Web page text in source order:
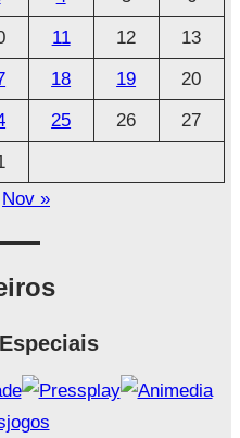
11 12
13
18 19
20
25 26
27
Nov »